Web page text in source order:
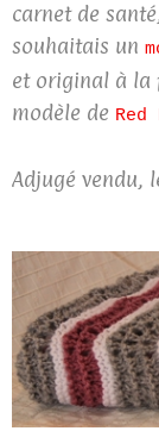
carnet de
souhaitais un
et original à la
modèle de Red
Adjugé vendu,